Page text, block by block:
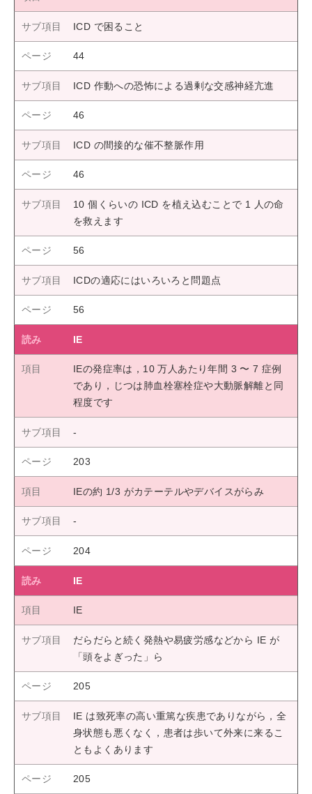
ICD で困ること
44
ICD 作動への恐怖による過剰な交感神経亢進
46
ICD の間接的な催不整脈作用
46
10 個くらいの ICD を植え込むことで 1 人の命
を救えます
56
ICDの適応にはいろいろと問題点
56
IE
IEの発症率は，10 万人あたり年間 3 〜 7 症例
であり，じつは肺血栓塞栓症や大動脈解離と同
程度です
203
IEの約 1/3 がカテーテルやデバイスがらみ
204
IE
IE
だらだらと続く発熱や易疲労感などから IE が
「頭をよぎった」ら
205
IE は致死率の高い重篤な疾患でありながら，全
身状態も悪くなく，患者は歩いて外来に来るこ
ともよくあります
205